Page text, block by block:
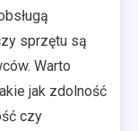
sprzętu są
Warto
jak zdolność
czy